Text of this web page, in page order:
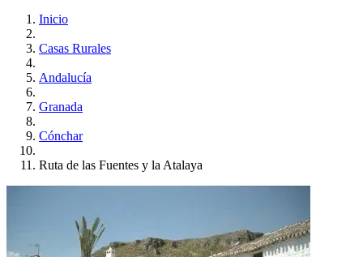
Inicio
Casas Rurales
Andalucía
Granada
Cónchar
Ruta de las Fuentes y la Atalaya